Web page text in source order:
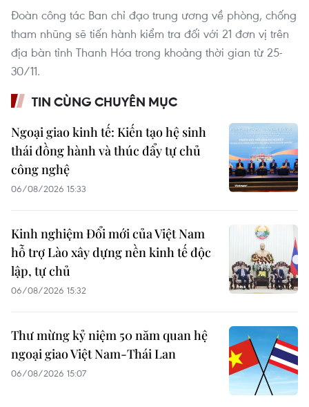
Đoàn công tác Ban chỉ đạo trung ương về phòng, chống
tham nhũng sẽ tiến hành kiểm tra đối với 21 đơn vị trên
địa bàn tỉnh Thanh Hóa trong khoảng thời gian từ 25-
30/11.
TIN CÙNG CHUYÊN MỤC
Ngoại giao kinh tế: Kiến tạo hệ sinh
thái đồng hành và thúc đẩy tự chủ
công nghệ
06/08/2026 15:33
Kinh nghiệm Đổi mới của Việt Nam
hỗ trợ Lào xây dựng nền kinh tế độc
lập, tự chủ
06/08/2026 15:32
Thư mừng kỷ niệm 50 năm quan hệ
ngoại giao Việt Nam-Thái Lan
06/08/2026 15:07